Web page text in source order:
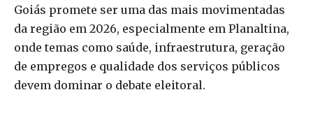
Goiás promete ser uma das mais movimentadas
da região em 2026, especialmente em Planaltina,
onde temas como saúde, infraestrutura, geração
de empregos e qualidade dos serviços públicos
devem dominar o debate eleitoral.